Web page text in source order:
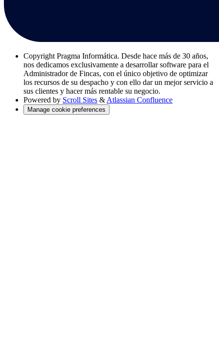
Copyright Pragma Informática. Desde hace más de 30 años,
nos dedicamos exclusivamente a desarrollar software para el
Administrador de Fincas, con el único objetivo de optimizar
los recursos de su despacho y con ello dar un mejor servicio a
sus clientes y hacer más rentable su negocio.
Powered by Scroll Sites & Atlassian Confluence
Manage cookie preferences